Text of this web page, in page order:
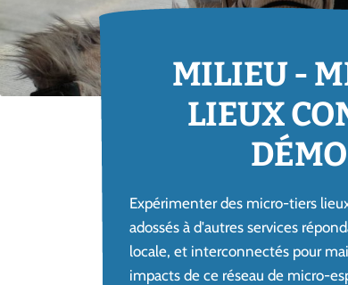
MILIEU -
LIEUX
Expérimenter des micro-tiers
adossés à d'autres services
locale, et interconnectés pour
impacts de ce réseau de micro-